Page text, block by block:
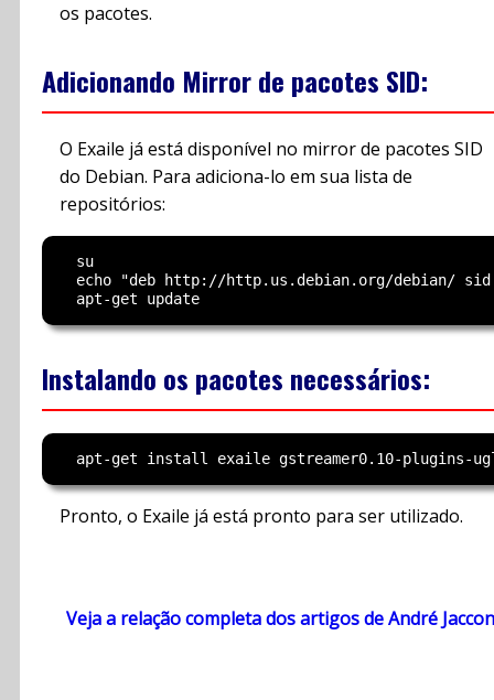
os pacotes.
Adicionando Mirror de pacotes SID:
O Exaile já está disponível no mirror de pacotes SID
do Debian. Para adiciona-lo em sua lista de
repositórios:
  su
echo "deb http://http.us.debian.org/debian/
Instalando os pacotes necessários:
Pronto, o Exaile já está pronto para ser utilizado.
Veja a relação completa dos artigos de André Jaccon